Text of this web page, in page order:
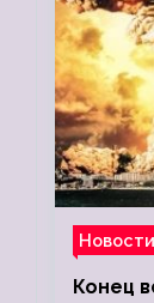
Новости
Конец